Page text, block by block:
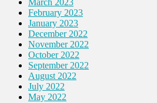
March 2023
February 2023
January 2023
December 2022
November 2022
October 2022
September 2022
August 2022
July 2022
May 2022